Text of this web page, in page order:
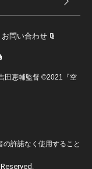
お問い合わせ
田恵輔監督 ©2021『空
許諾なく使用すること